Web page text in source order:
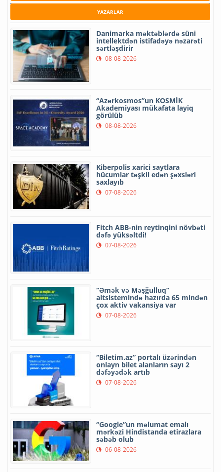
YAZARLAR
Danimarka məktəblərdə süni
intellektdən istifadəyə nəzarəti
sərtləşdirir
08-08-2026
“Azərkosmos”un KOSMİK
Akademiyası mükafata layiq
görülüb
08-08-2026
Kiberpolis xarici saytlara
hücumlar təşkil edən şəxsləri
saxlayıb
07-08-2026
Fitch ABB-nin reytinqini növbəti
dəfə yüksəltdi!
07-08-2026
“Əmək və Məşğulluq”
altsistemində hazırda 65 mindən
çox aktiv vakansiya var
07-08-2026
“Biletim.az” portalı üzərindən
onlayn bilet alanların sayı 2
dəfəyədək artıb
07-08-2026
“Google”un məlumat emalı
mərkəzi Hindistanda etirazlara
səbəb olub
06-08-2026